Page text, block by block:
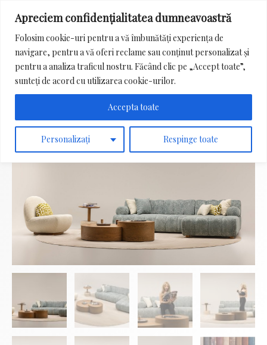
Apreciem confidențialitatea dumneavoastră
Folosim cookie-uri pentru a vă îmbunătăți experiența de
navigare, pentru a vă oferi reclame sau conținut personalizat și
pentru a analiza traficul nostru. Făcând clic pe „Accept toate”,
sunteți de acord cu utilizarea cookie-urilor.
Personalizați Respinge toate
Accepta toate
Menu
Search
for: